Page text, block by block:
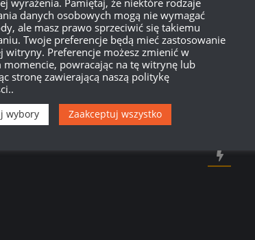
jaki sposób przetwarzane są dane Twoich
wyrażenia. Pamiętaj, że niektóre rodzaje
danych osobowych mogą nie wymagać
ale masz prawo sprzeciwić się takiemu
Twoje preferencje będą mieć zastosowanie
witryny. Preferencje możesz zmienić w
powracając na tę witrynę lub
stronę zawierającą naszą politykę
wybory Zaakceptuj wszystko